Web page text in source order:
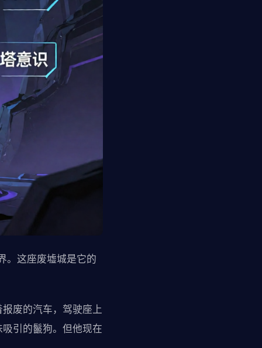
。这座废墟城是它的
废的汽车，驾驶座上
引的鬣狗。但他现在